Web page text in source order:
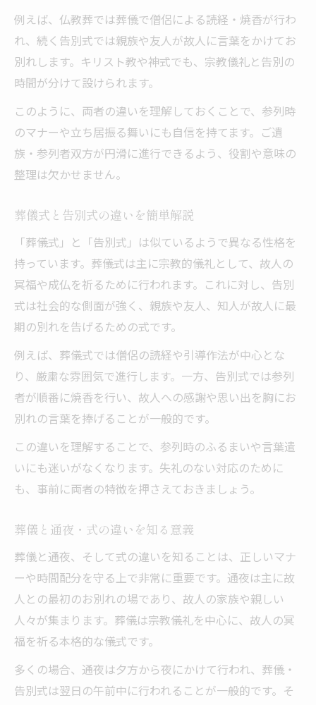
葬儀と通夜の進行例で流れを把握
実務に役立つ葬儀知識のまとめ
葬儀 式の知識を実務的に活用する方法
葬儀 式の流れや対応を簡単に整理
葬儀 式典で役立つポイントを総まとめ
葬儀に関する用語と流れの要点確認
例えば、仏教葬では葬儀で僧侶による読経・焼香が行わ
れ、続く告別式では親族や友人が故人に言葉をかけてお
別れします。キリスト教や神式でも、宗教儀礼と告別の
時間が分けて設けられます。
このように、両者の違いを理解しておくことで、参列時
のマナーや立ち居振る舞いにも自信を持てます。ご遺
族・参列者双方が円滑に進行できるよう、役割や意味の
整理は欠かせません。
葬儀式と告別式の違いを簡単解説
「葬儀式」と「告別式」は似ているようで異なる性格を
持っています。葬儀式は主に宗教的儀礼として、故人の
冥福や成仏を祈るために行われます。これに対し、告別
式は社会的な側面が強く、親族や友人、知人が故人に最
期の別れを告げるための式です。
例えば、葬儀式では僧侶の読経や引導作法が中心とな
り、厳粛な雰囲気で進行します。一方、告別式では参列
者が順番に焼香を行い、故人への感謝や思い出を胸にお
別れの言葉を捧げることが一般的です。
この違いを理解することで、参列時のふるまいや言葉遣
いにも迷いがなくなります。失礼のない対応のために
も、事前に両者の特徴を押さえておきましょう。
葬儀と通夜・式の違いを知る意義
葬儀と通夜、そして式の違いを知ることは、正しいマナ
ーや時間配分を守る上で非常に重要です。通夜は主に故
人との最初のお別れの場であり、故人の家族や親しい
人々が集まります。葬儀は宗教儀礼を中心に、故人の冥
福を祈る本格的な儀式です。
多くの場合、通夜は夕方から夜にかけて行われ、葬儀・
告別式は翌日の午前中に行われることが一般的です。そ